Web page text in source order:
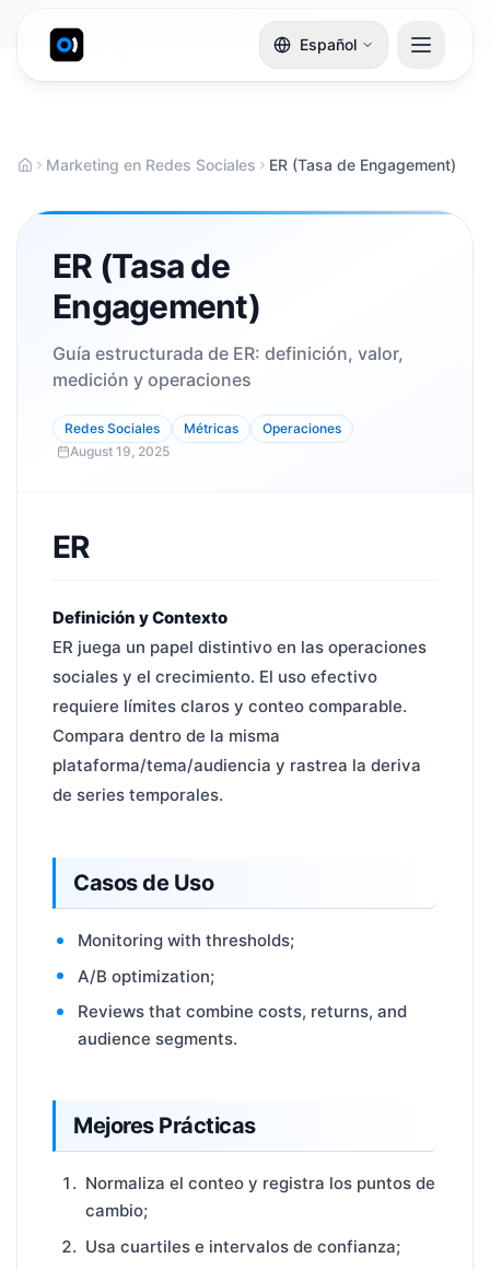
Español
Marketing en Redes Sociales ER (Tasa de Engagement)
ER (Tasa de
Engagement)
Guía estructurada de ER: definición, valor,
medición y operaciones
Redes Sociales Métricas
Operaciones
August 19, 2025
ER
Definición y Contexto
ER juega un papel distintivo en las operaciones
sociales y el crecimiento. El uso efectivo
requiere límites claros y conteo comparable.
Compara dentro de la misma
plataforma/tema/audiencia y rastrea la deriva
de series temporales.
Casos de Uso
Monitoring with thresholds;
A/B optimization;
Reviews that combine costs, returns, and
audience segments.
Mejores Prácticas
Normaliza el conteo y registra los puntos de
cambio;
Usa cuartiles e intervalos de confianza;